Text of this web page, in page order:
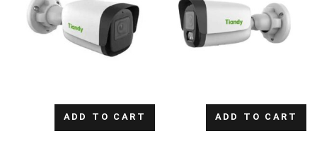
ADD TO CART
ADD TO CART